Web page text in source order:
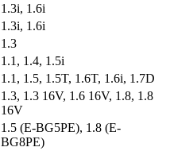
1.3i, 1.6i
1.3i, 1.6i
1.3
1.1, 1.4, 1.5i
1.1, 1.5, 1.5T, 1.6T, 1.6i, 1.7D
1.3, 1.3 16V, 1.6 16V, 1.8, 1.8
16V
1.5 (E-BG5PE), 1.8 (E-
BG8PE)